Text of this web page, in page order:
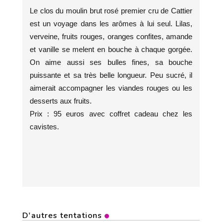
Le clos du moulin brut rosé premier cru de Cattier
est un voyage dans les arômes à lui seul. Lilas,
verveine, fruits rouges, oranges confites, amande
et vanille se melent en bouche à chaque gorgée.
On aime aussi ses bulles fines, sa bouche
puissante et sa très belle longueur. Peu sucré, il
aimerait accompagner les viandes rouges ou les
desserts aux fruits.
Prix : 95 euros avec coffret cadeau chez les
cavistes.
D'autres tentations